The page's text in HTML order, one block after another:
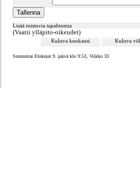
Lisää toistuvia tapahtumia
(Vaatii ylläpito-oikeudet)
Kuluva kuukausi Kuluva
Sunnuntai Elokuun 9. päivä klo 9:53, Viikko 33